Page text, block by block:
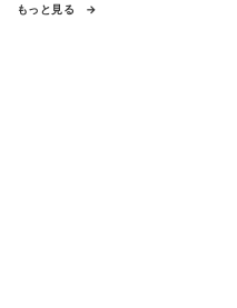
もっと見る